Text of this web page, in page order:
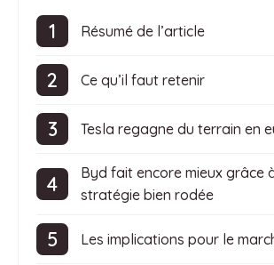
Résumé de l’article
Ce qu’il faut retenir
Tesla regagne du terrain en
Byd fait encore mieux grâce
stratégie bien rodée
Les implications pour le